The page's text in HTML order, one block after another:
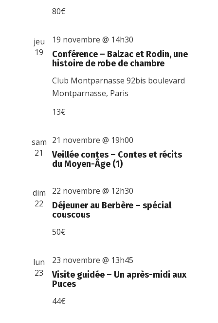
80€
jeu
19
Conférence – Balzac et Rodin, une
histoire de robe de chambre
19 novembre @ 14h30
Club Montparnasse92bis boulevard
Montparnasse, Paris
13€
sam
21
Veillée contes – Contes et récits
du Moyen-Âge (1)
21 novembre @ 19h00
dim
22
Déjeuner au Berbère – spécial
couscous
22 novembre @ 12h30
50€
lun
23
Visite guidée – Un après-midi aux
Puces
23 novembre @ 13h45
44€